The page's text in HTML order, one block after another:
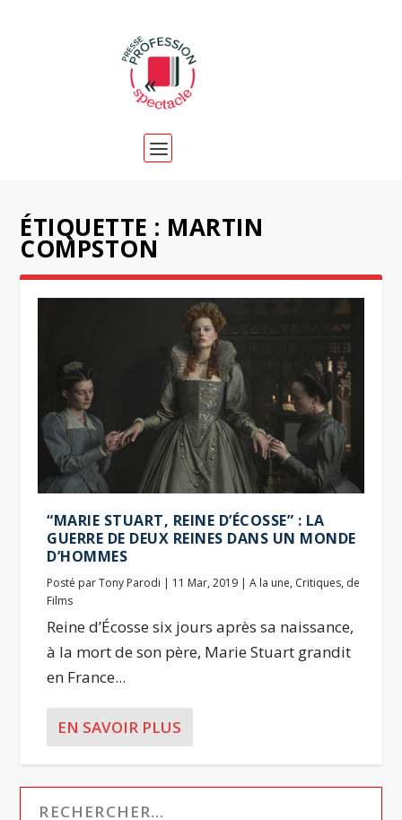
ÉTIQUETTE : MARTIN
COMPSTON
“MARIE STUART, REINE D’ÉCOSSE” : LA
GUERRE DE DEUX REINES DANS UN MONDE
D’HOMMES
Posté parTony Parodi | 11 Mar, 2019 |A la une, Critiques, de
Films
Reine d’Écosse six jours après sa naissance,
à la mort de son père, Marie Stuart grandit
en France...
EN SAVOIR PLUS